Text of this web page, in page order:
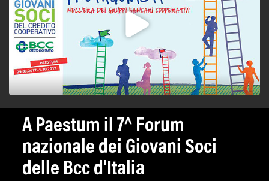
A Paestum il 7^ Forum
nazionale dei Giovani Soci
delle Bcc d'Italia